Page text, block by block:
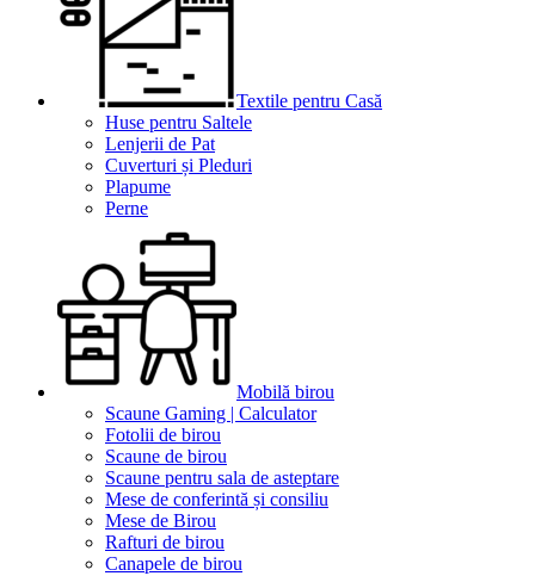
Textile pentru Casă
Huse pentru Saltele
Lenjerii de Pat
Cuverturi și Pleduri
Plapume
Perne
Mobilă birou
Scaune Gaming | Calculator
Fotolii de birou
Scaune de birou
Scaune pentru sala de asteptare
Mese de conferintă și consiliu
Mese de Birou
Rafturi de birou
Canapele de birou